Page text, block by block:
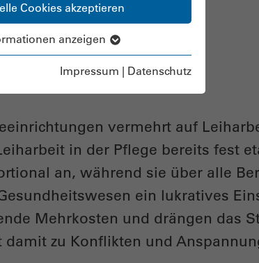
Cookies akzeptieren
anzeigen
Impressum | Datenschutz
vermehrt auf
in der Pflege bereits fest
an, während sie über alle
ein lukratives
Mehrkosten und drängen das
zu Konflikten und